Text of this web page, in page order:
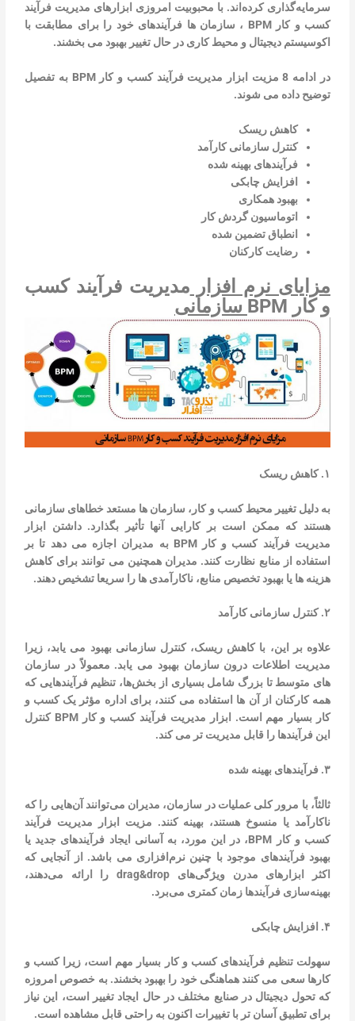
سرمایه‌گذاری کرده‌اند. با محبوبیت امروزی ابزارهای مدیریت فرآیند
کسب و کار BPM ، سازمان ها فرآیندهای خود را برای مطابقت با
اکوسیستم دیجیتال و محیط کاری در حال تغییر بهبود می بخشند.
در ادامه 8 مزیت ابزار مدیریت فرآیند کسب و کار BPM به تفصیل
توضیح داده می شوند.
کاهش ریسک
کنترل سازمانی کارآمد
فرآیندهای بهینه شده
افزایش چابکی
بهبود همکاری
اتوماسیون گردش کار
انطباق تضمین شده
رضایت کارکنان
مزایای نرم افزار مدیریت فرآیند کسب
و کار BPM
سازمانی
۱. کاهش ریسک
به دلیل تغییر محیط کسب و کار، سازمان ها مستعد خطاهای سازمانی
هستند که ممکن است بر کارایی آنها تأثیر بگذارد. داشتن ابزار
مدیریت فرآیند کسب و کار BPM به مدیران اجازه می دهد تا بر
استفاده از منابع نظارت کنند. مدیران همچنین می توانند برای کاهش
هزینه ها یا بهبود تخصیص منابع، ناکارآمدی ها را سریعا تشخیص دهند.
۲. کنترل سازمانی کارآمد
علاوه بر این، با کاهش ریسک، کنترل سازمانی بهبود می یابد، زیرا
مدیریت اطلاعات درون سازمان بهبود می یابد. معمولاً در سازمان
های متوسط ​​تا بزرگ شامل بسیاری از بخش‌ها، تنظیم فرآیندهایی که
همه کارکنان از آن ها استفاده می کنند، برای اداره مؤثر یک کسب و
کار بسیار مهم است. ابزار مدیریت فرآیند کسب و کار BPM کنترل
این فرآیندها را قابل مدیریت تر می کند.
۳. فرآیندهای بهینه شده
ثالثاً، با مرور کلی عملیات در سازمان، مدیران می‌توانند آن‌هایی را که
ناکارآمد یا منسوخ هستند، بهینه کنند. مزیت ابزار مدیریت فرآیند
کسب و کار BPM، در این مورد، به آسانی ایجاد فرآیندهای جدید یا
بهبود فرآیندهای موجود با چنین نرم‌افزاری می باشد. از آنجایی که
اکثر ابزارهای مدرن ویژگی‌های drag&drop را ارائه می‌دهند،
بهینه‌سازی فرآیندها زمان کمتری می‌برد.
۴. افزایش چابکی
سهولت تنظیم فرآیندهای کسب و کار بسیار مهم است، زیرا کسب و
کارها سعی می کنند هماهنگی خود را بهبود بخشند. به خصوص امروزه
که تحول دیجیتال در صنایع مختلف در حال ایجاد تغییر است، این نیاز
برای تطبیق آسان تر با تغییرات اکنون به راحتی قابل مشاهده است.